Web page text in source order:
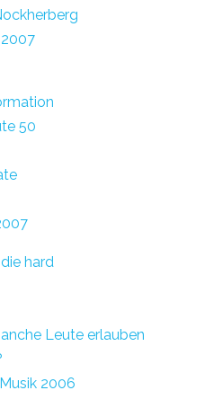
50
hard
Leute erlauben
2006